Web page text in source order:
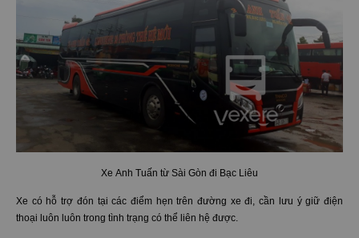
Xe Anh Tuấn từ Sài Gòn đi Bạc Liêu
Xe có hỗ trợ đón tại các điểm hẹn trên đường xe đi, cần lưu ý giữ điện
thoại luôn luôn trong tình trạng có thể liên hệ được.